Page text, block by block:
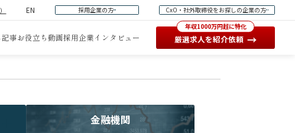
EN 採用企業の方 CxO・社外取締役をお探しの企業の方
事お役立ち動画採用企業インタビュー
年収1000万円超に特化
厳選求人を紹介依頼 →
金融機関